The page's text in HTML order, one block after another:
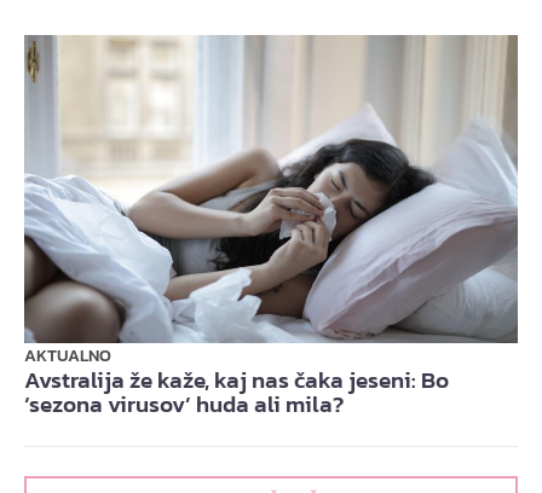
AKTUALNO
Avstralija že kaže, kaj nas čaka jeseni: Bo
‘sezona virusov’ huda ali mila?